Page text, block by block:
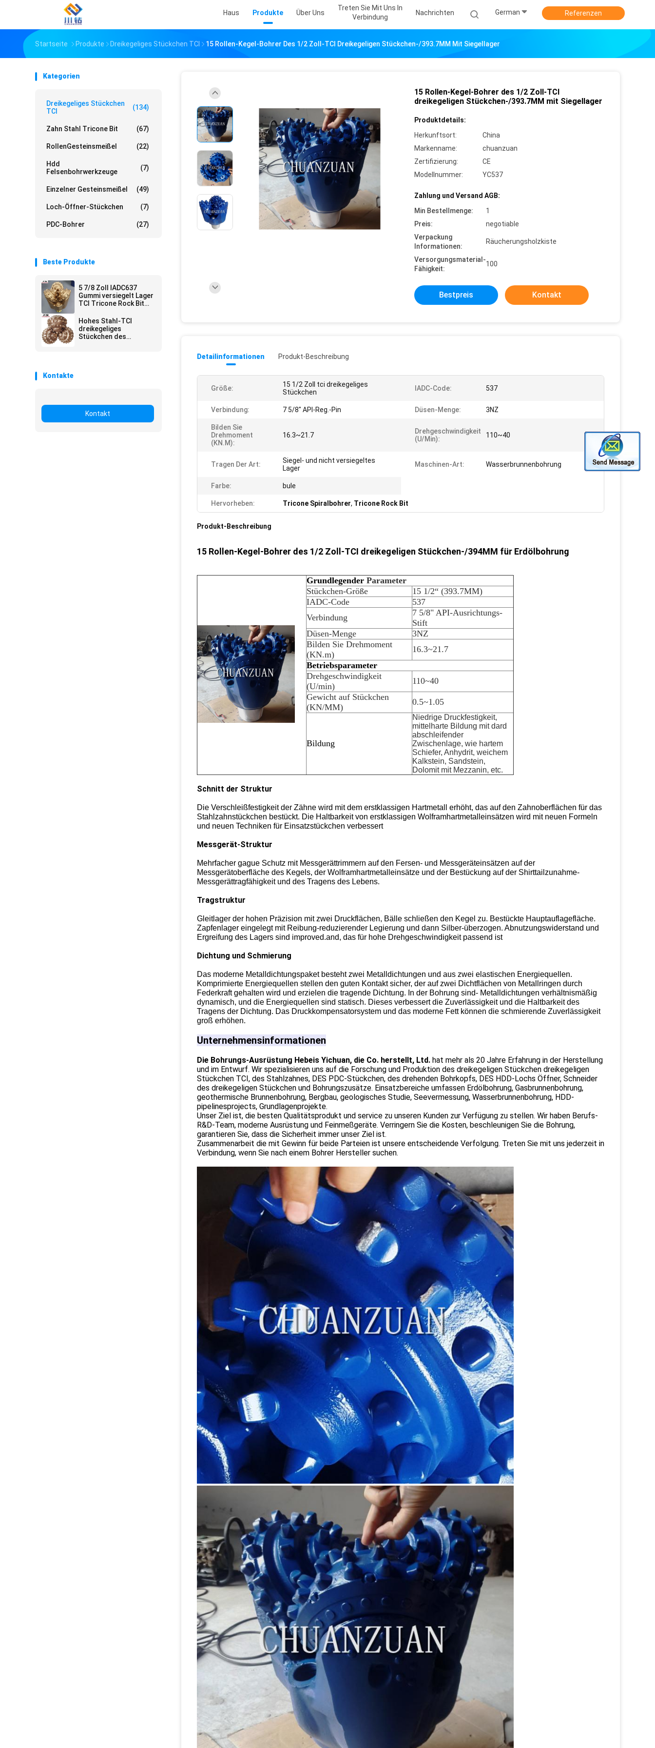
Haus Produkte Über Uns
Treten Sie Mit Uns In
Verbindung
Nachrichten German Referenzen
Startseite Produkte Dreikegeliges Stückchen TCI 15 Rollen-Kegel-Bohrer Des 1/2 Zoll-TCI Dreikegeligen Stückchen-/393.7MM Mit Siegellager
Kategorien
Dreikegeliges Stückchen
TCI
(134)
Zahn Stahl Tricone Bit (67)
RollenGesteinsmeißel (22)
Hdd
Felsenbohrwerkzeuge
(7)
Einzelner Gesteinsmeißel (49)
Loch-Öffner-Stückchen (7)
PDC-Bohrer (27)
Beste Produkte
5 7/8 Zoll IADC637
Gummi versiegelt Lager
TCI Tricone Rock Bit
Brunnenbohrung
Hohes Stahl-TCI
dreikegeliges
Stückchen des
Kontakte
Kontakt
15 Rollen-Kegel-Bohrer des 1/2 Zoll-TCI
dreikegeligen Stückchen-/393.7MM mit Siegellager
Produktdetails:
Herkunftsort:
China
Markenname:
chuanzuan
Zertifizierung:
CE
Modellnummer:
YC537
Zahlung und Versand AGB:
Min Bestellmenge:
1
Preis:
negotiable
Verpackung
Informationen:
Räucherungsholzkiste
Versorgungsmaterial-
Fähigkeit:
100
Bestpreis Kontakt
Detailinformationen Produkt-Beschreibung
Größe:
15 1/2 Zoll tci dreikegeliges
Stückchen
IADC-Code: 537
Verbindung: 7 5/8" API-Reg.-Pin Düsen-Menge: 3NZ
Bilden Sie
Drehmoment
(KN.m):
16.3~21.7
Drehgeschwindigkeit
(U/min):
110~40
Tragen Der Art:
Siegel- und nicht versiegeltes
Lager
Maschinen-Art: Wasserbrunnenbohrung
Farbe: bule
Hervorheben: Tricone Spiralbohrer, Tricone Rock Bit
Produkt-Beschreibung
15 Rollen-Kegel-Bohrer des 1/2 Zoll-TCI dreikegeligen Stückchen-/394MM für Erdölbohrung
Grundlegender Parameter
Stückchen-Größe
15 1/2“ (393.7MM)
IADC-Code
537
Verbindung
7 5/8" API-Ausrichtungs-
Stift
Düsen-Menge
3NZ
Bilden Sie Drehmoment
(KN.m)
16.3~21.7
Betriebsparameter
Drehgeschwindigkeit
(U/min)
110~40
Gewicht auf Stückchen
(KN/MM)
0.5~1.05
Bildung
Niedrige Druckfestigkeit,
mittelharte Bildung mit dard
abschleifender
Zwischenlage, wie hartem
Schiefer, Anhydrit, weichem
Kalkstein, Sandstein,
Dolomit mit Mezzanin, etc.
Schnitt der Struktur
Die Verschleißfestigkeit der Zähne wird mit dem erstklassigen Hartmetall erhöht, das auf den Zahnoberflächen für das
Stahlzahnstückchen bestückt. Die Haltbarkeit von erstklassigen Wolframhartmetalleinsätzen wird mit neuen Formeln
und neuen Techniken für Einsatzstückchen verbessert
Messgerät-Struktur
Mehrfacher gague Schutz mit Messgerättrimmern auf den Fersen- und Messgeräteinsätzen auf der
Messgerätoberfläche des Kegels, der Wolframhartmetalleinsätze und der Bestückung auf der Shirttailzunahme-
Messgerättragfähigkeit und des Tragens des Lebens.
Tragstruktur
Gleitlager der hohen Präzision mit zwei Druckflächen, Bälle schließen den Kegel zu. Bestückte Hauptauflagefläche.
Zapfenlager eingelegt mit Reibung-reduzierender Legierung und dann Silber-überzogen. Abnutzungswiderstand und
Ergreifung des Lagers sind improved.and, das für hohe Drehgeschwindigkeit passend ist
Dichtung und Schmierung
Das moderne Metalldichtungspaket besteht zwei Metalldichtungen und aus zwei elastischen Energiequellen.
Komprimierte Energiequellen stellen den guten Kontakt sicher, der auf zwei Dichtflächen von Metallringen durch
Federkraft gehalten wird und erzielen die tragende Dichtung. In der Bohrung sind- Metalldichtungen verhältnismäßig
dynamisch, und die Energiequellen sind statisch. Dieses verbessert die Zuverlässigkeit und die Haltbarkeit des
Tragens der Dichtung. Das Druckkompensatorsystem und das moderne Fett können die schmierende Zuverlässigkeit
groß erhöhen.
Unternehmensinformationen
Die Bohrungs-Ausrüstung Hebeis Yichuan, die Co. herstellt, Ltd. hat mehr als 20 Jahre Erfahrung in der Herstellung
und im Entwurf. Wir spezialisieren uns auf die Forschung und Produktion des dreikegeligen Stückchen dreikegeligen
Stückchen TCI, des Stahlzahnes, DES PDC-Stückchen, des drehenden Bohrkopfs, DES HDD-Lochs Öffner, Schneider
des dreikegeligen Stückchen und Bohrungszusätze. Einsatzbereiche umfassen Erdölbohrung, Gasbrunnenbohrung,
geothermische Brunnenbohrung, Bergbau, geologisches Studie, Seevermessung, Wasserbrunnenbohrung, HDD-
pipelinesprojects, Grundlagenprojekte.
Unser Ziel ist, die besten Qualitätsprodukt und service zu unseren Kunden zur Verfügung zu stellen. Wir haben Berufs-
R&D-Team, moderne Ausrüstung und Feinmeßgeräte. Verringern Sie die Kosten, beschleunigen Sie die Bohrung,
garantieren Sie, dass die Sicherheit immer unser Ziel ist.
Zusammenarbeit die mit Gewinn für beide Parteien ist unsere entscheidende Verfolgung. Treten Sie mit uns jederzeit in
Verbindung, wenn Sie nach einem Bohrer Hersteller suchen.